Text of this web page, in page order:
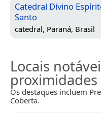
Catedral Divino
Santo
catedral, Paraná, Brasil
Locais
proximidades
Os destaques incluem
Coberta.